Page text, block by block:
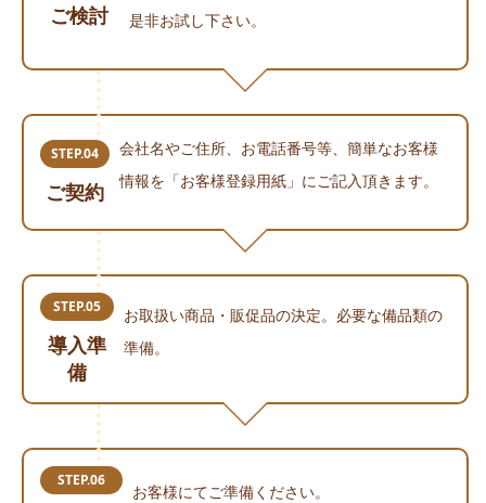
ご検討
是非お試し下さい。
STEP.04
ご契約
会社名やご住所、お電話番号等、簡単なお客様
情報を「お客様登録用紙」にご記入頂きます。
STEP.05
導入準
備
お取扱い商品・販促品の決定。必要な備品類の
準備。
STEP.06
お客様にてご準備ください。